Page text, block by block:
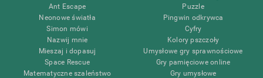
Ant Escape
Neonowe światła
Simon mówi
Nazwij mnie
Mieszaj i dopasuj
Space Rescue
Matematyczne szaleństwo
Puzzle
Pingwin odkrywca
Cyfry
Kolory pszczoły
Umysłowe gry sprawnościowe
Gry pamięciowe online
Gry umysłowe